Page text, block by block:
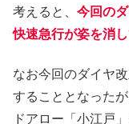
考えると、 今回の
快速急行が姿を消
なお今回のダイヤ
することとなった
ドアロー「小江戸